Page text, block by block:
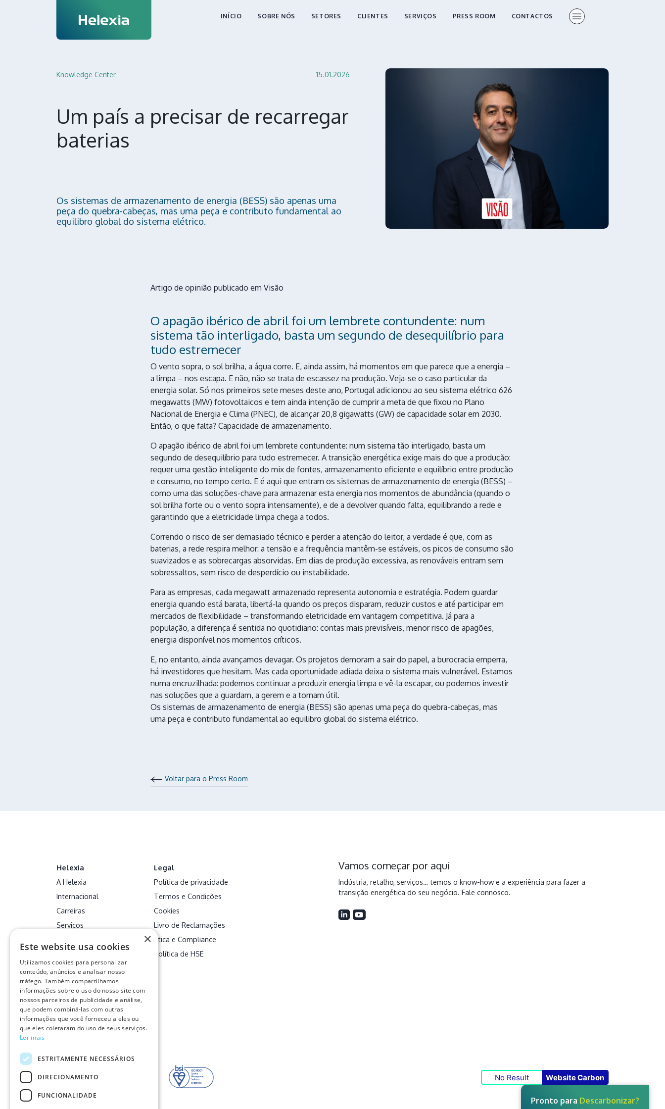
INÍCIO SOBRE NÓS SETORES CLIENTES SERVIÇOS PRESS ROOM CONTACTOS
Knowledge Center 15.01.2026
Um país a precisar de recarregar
baterias
Os sistemas de armazenamento de energia (BESS) são apenas uma
peça do quebra-cabeças, mas uma peça e contributo fundamental ao
equilibro global do sistema elétrico.
Artigo de opinião publicado em Visão
O apagão ibérico de abril foi um lembrete contundente: num
sistema tão interligado, basta um segundo de desequilíbrio para
tudo estremecer
O vento sopra, o sol brilha, a água corre. E, ainda assim, há momentos em que parece que a energia –
a limpa – nos escapa. E não, não se trata de escassez na produção. Veja-se o caso particular da
energia solar. Só nos primeiros sete meses deste ano, Portugal adicionou ao seu sistema elétrico 626
megawatts (MW) fotovoltaicos e tem ainda intenção de cumprir a meta de que fixou no Plano
Nacional de Energia e Clima (PNEC), de alcançar 20,8 gigawatts (GW) de capacidade solar em 2030.
Então, o que falta? Capacidade de armazenamento.
O apagão ibérico de abril foi um lembrete contundente: num sistema tão interligado, basta um
segundo de desequilíbrio para tudo estremecer. A transição energética exige mais do que a produção:
requer uma gestão inteligente do mix de fontes, armazenamento eficiente e equilíbrio entre produção
e consumo, no tempo certo. E é aqui que entram os sistemas de armazenamento de energia (BESS) –
como uma das soluções-chave para armazenar esta energia nos momentos de abundância (quando o
sol brilha forte ou o vento sopra intensamente), e de a devolver quando falta, equilibrando a rede e
garantindo que a eletricidade limpa chega a todos.
Correndo o risco de ser demasiado técnico e perder a atenção do leitor, a verdade é que, com as
baterias, a rede respira melhor: a tensão e a frequência mantêm-se estáveis, os picos de consumo são
suavizados e as sobrecargas absorvidas. Em dias de produção excessiva, as renováveis entram sem
sobressaltos, sem risco de desperdício ou instabilidade.
Para as empresas, cada megawatt armazenado representa autonomia e estratégia. Podem guardar
energia quando está barata, libertá-la quando os preços disparam, reduzir custos e até participar em
mercados de flexibilidade – transformando eletricidade em vantagem competitiva. Já para a
população, a diferença é sentida no quotidiano: contas mais previsíveis, menor risco de apagões,
energia disponível nos momentos críticos.
E, no entanto, ainda avançamos devagar. Os projetos demoram a sair do papel, a burocracia emperra,
há investidores que hesitam. Mas cada oportunidade adiada deixa o sistema mais vulnerável. Estamos
numa encruzilhada: podemos continuar a produzir energia limpa e vê-la escapar, ou podemos investir
nas soluções que a guardam, a gerem e a tornam útil.
Os sistemas de armazenamento de energia (BESS) são apenas uma peça do quebra-cabeças, mas
uma peça e contributo fundamental ao equilibro global do sistema elétrico.
Voltar para o Press Room
Helexia
A Helexia
Internacional
Carreiras
Serviços
Legal
Política de privacidade
Termos e Condições
Cookies
Livro de Reclamações
Ética e Compliance
Política de HSE
Descarbonizar
Vamos começar por aqui
Indústria, retalho, serviços… temos o know-how e a experiência para fazer a
transição energética do seu negócio. Fale connosco.
No Result Website Carbon
Pronto para Descarbonizar?
×
Este website usa cookies
Utilizamos cookies para personalizar
conteúdo, anúncios e analisar nosso
tráfego. Também compartilhamos
informações sobre o uso do nosso site com
nossos parceiros de publicidade e análise,
que podem combiná-las com outras
informações que você forneceu a eles ou
que eles coletaram do uso de seus serviços.
Ler mais
ESTRITAMENTE NECESSÁRIOS
DIRECIONAMENTO
FUNCIONALIDADE